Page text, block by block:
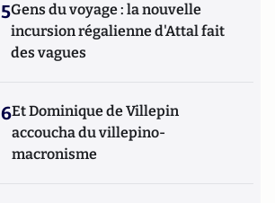
5Gens du voyage : la nouvelle
incursion régalienne d'Attal fait
des vagues
6Et Dominique de Villepin
accoucha du villepino-
macronisme